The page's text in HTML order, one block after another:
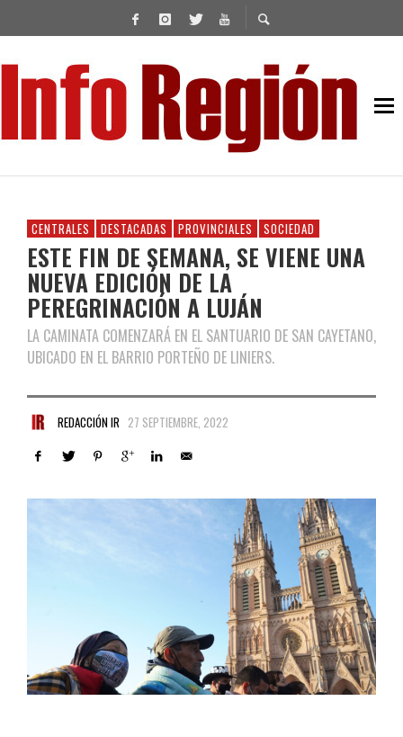
CENTRALES DESTACADAS PROVINCIALES SOCIEDAD
ESTE FIN DE SEMANA, SE VIENE UNA
NUEVA EDICIÓN DE LA
PEREGRINACIÓN A LUJÁN
LA CAMINATA COMENZARÁ EN EL SANTUARIO DE SAN CAYETANO,
UBICADO EN EL BARRIO PORTEÑO DE LINIERS.
REDACCIÓN IR 27 SEPTIEMBRE, 2022